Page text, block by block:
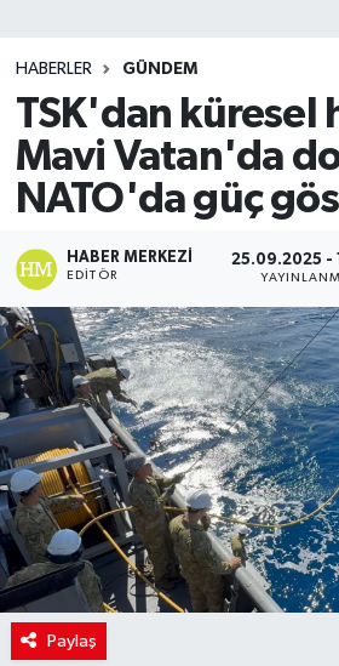
HABERLER GÜNDEM
TSK'dan küresel
Mavi Vatan'da
NATO'da güç
HABER MERKEZI
EDITÖR
25.09.2025 -
Paylaş
Teknoloji
TRABZON